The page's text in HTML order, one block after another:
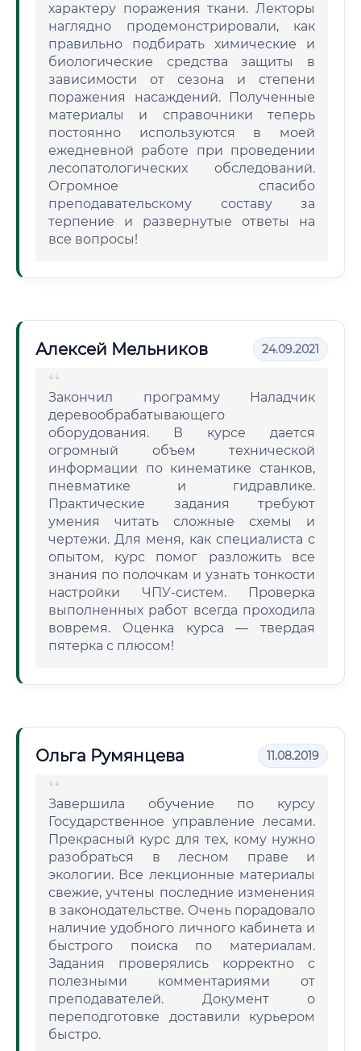
характеру поражения ткани. Лекторы
наглядно продемонстрировали, как
правильно подбирать химические и
биологические средства защиты в
зависимости от сезона и степени
поражения насаждений. Полученные
материалы и справочники теперь
постоянно используются в моей
ежедневной работе при проведении
лесопатологических обследований.
Огромное спасибо
преподавательскому составу за
терпение и развернутые ответы на
все вопросы!
Алексей Мельников 24.09.2021
Закончил программу Наладчик
деревообрабатывающего
оборудования. В курсе дается
огромный объем технической
информации по кинематике станков,
пневматике и гидравлике.
Практические задания требуют
умения читать сложные схемы и
чертежи. Для меня, как специалиста с
опытом, курс помог разложить все
знания по полочкам и узнать тонкости
настройки ЧПУ-систем. Проверка
выполненных работ всегда проходила
вовремя. Оценка курса — твердая
пятерка с плюсом!
Ольга Румянцева 11.08.2019
Завершила обучение по курсу
Государственное управление лесами.
Прекрасный курс для тех, кому нужно
разобраться в лесном праве и
экологии. Все лекционные материалы
свежие, учтены последние изменения
в законодательстве. Очень порадовало
наличие удобного личного кабинета и
быстрого поиска по материалам.
Задания проверялись корректно с
полезными комментариями от
преподавателей. Документ о
переподготовке доставили курьером
быстро.